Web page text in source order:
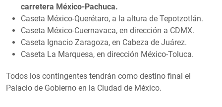
carretera México-Pachuca.
Caseta México-Querétaro, a la altura de Tepotzotlán.
Caseta México-Cuernavaca, en dirección a CDMX.
Caseta Ignacio Zaragoza, en Cabeza de Juárez.
Caseta La Marquesa, en dirección México-Toluca.
Todos los contingentes tendrán como destino final el
Palacio de Gobierno en la Ciudad de México.